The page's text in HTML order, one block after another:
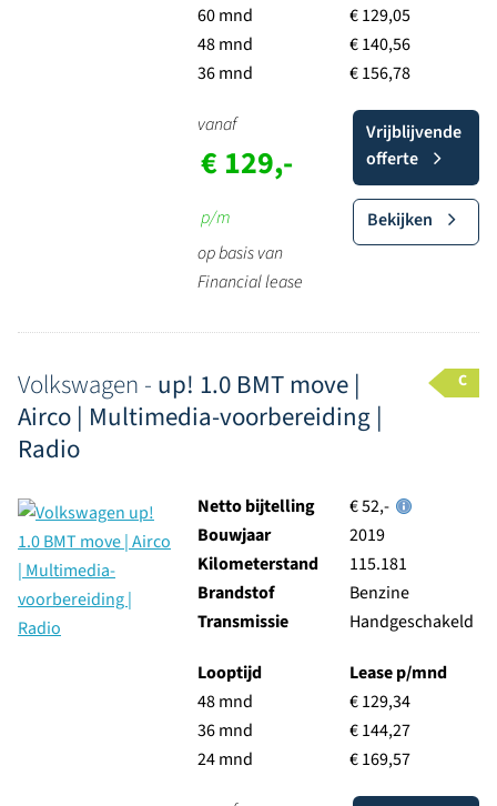
60 mnd
48 mnd
36 mnd
€ 129,05
€ 140,56
€ 156,78
vanaf
€ 129,-
p/m
op basis van
Financial lease
Vrijblijvende
offerte
Bekijken
Volkswagen - up! 1.0 BMT move |
Airco | Multimedia-voorbereiding |
Radio
C
Netto bijtelling
€ 52,-
Bouwjaar
2019
Kilometerstand
115.181
Brandstof
Benzine
Transmissie
Handgeschakeld
Looptijd
48 mnd
36 mnd
24 mnd
Lease p/mnd
€ 129,34
€ 144,27
€ 169,57